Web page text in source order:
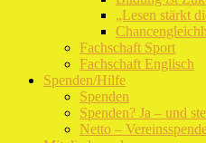
„Lesen stärkt
Fachschaft Sport
Fachschaft Englisch
Spenden/Hilfe
Spenden
Spenden? Ja – und
Netto –